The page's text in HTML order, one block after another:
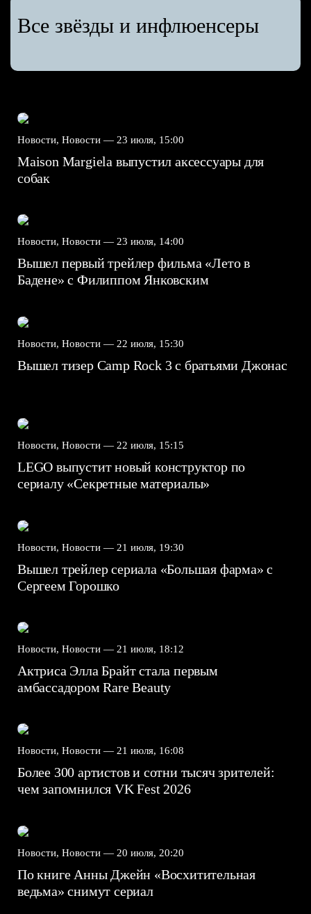
Все звёзды и инфлюенсеры
Новости, Новости — 23 июля, 15:00
Maison Margiela выпустил аксессуары для
собак
Новости, Новости — 23 июля, 14:00
Вышел первый трейлер фильма «Лето в
Бадене» с Филиппом Янковским
Новости, Новости — 22 июля, 15:30
Вышел тизер Camp Rock 3 с братьями Джонас
Новости, Новости — 22 июля, 15:15
LEGO выпустит новый конструктор по
сериалу «Секретные материалы»
Новости, Новости — 21 июля, 19:30
Вышел трейлер сериала «Большая фарма» с
Сергеем Горошко
Новости, Новости — 21 июля, 18:12
Актриса Элла Брайт стала первым
амбассадором Rare Beauty
Новости, Новости — 21 июля, 16:08
Более 300 артистов и сотни тысяч зрителей:
чем запомнился VK Fest 2026
Новости, Новости — 20 июля, 20:20
По книге Анны Джейн «Восхитительная
ведьма» снимут сериал